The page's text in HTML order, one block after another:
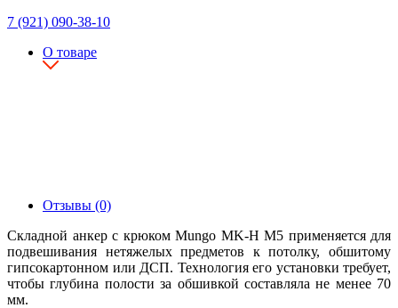
7 (921) 090-38-10
О товаре
Отзывы (0)
Складной анкер с крюком Mungo MK-H М5 применяется для
подвешивания нетяжелых предметов к потолку, обшитому
гипсокартонном или ДСП. Технология его установки требует,
чтобы глубина полости за обшивкой составляла не менее 70
мм.